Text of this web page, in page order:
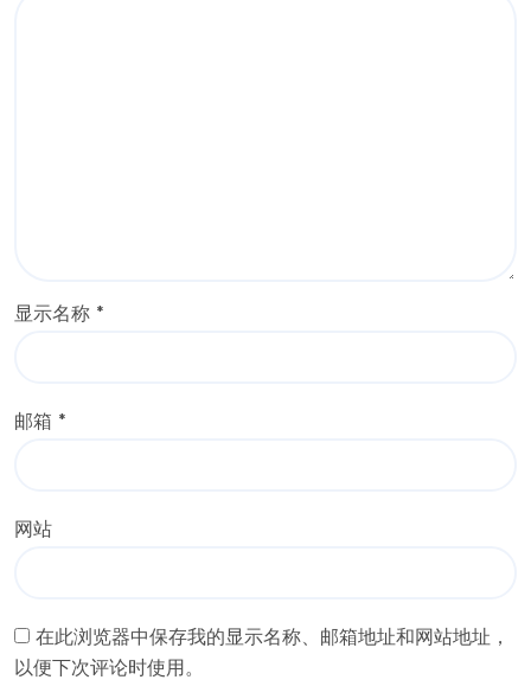
显示名称 *
邮箱 *
网站
在此浏览器中保存我的显示名称、邮箱地址和网站地址，
以便下次评论时使用。